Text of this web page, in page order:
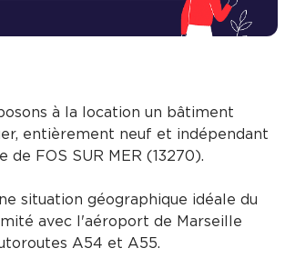
à la location un bâtiment
entièrement neuf et indépendant
de FOS SUR MER (13270).
situation géographique idéale du
avec l'aéroport de Marseille
A54 et A55.